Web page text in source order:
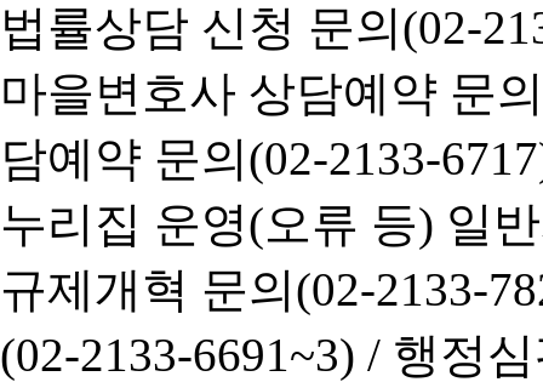
법률상담 신청 문의(02-
마을변호사 상담예약 문
담예약 문의(02-2133-
누리집 운영(오류 등) 일
규제개혁 문의(02-2133-
(02-2133-6691~3) / 행정심